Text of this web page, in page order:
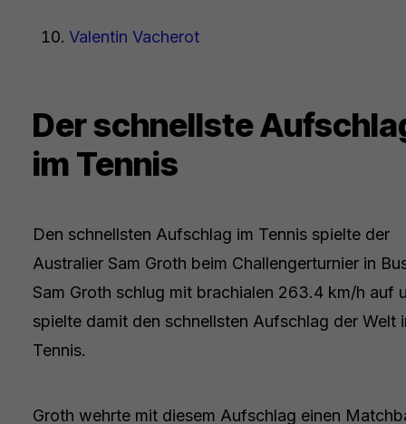
Valentin Vacherot
Der schnellste
im Tennis
Den schnellsten Aufschlag im Tennis spielte der
Australier Sam Groth beim Challengerturnier in
Sam Groth schlug mit brachialen 263.4 km/h auf
spielte damit den schnellsten Aufschlag der Welt
Tennis.
Groth wehrte mit diesem Aufschlag einen